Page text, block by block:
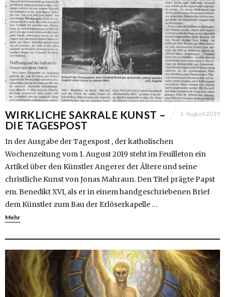
WIRKLICHE SAKRALE KUNST –
DIE TAGESPOST
1. August 2019
In der Ausgabe der Tagespost , der katholischen
Wochenzeitung vom 1. August 2019 steht im Feuilleton ein
Artikel über den Künstler Angerer der Ältere und seine
christliche Kunst von Jonas Mahraun. Den Titel prägte Papst
em. Benedikt XVI, als er in einem handgeschriebenen Brief
dem Künstler zum Bau der Erlöserkapelle …
Mehr